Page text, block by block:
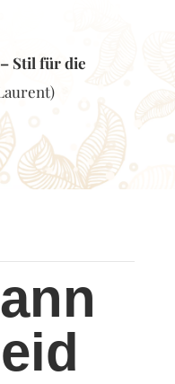
Stil für die